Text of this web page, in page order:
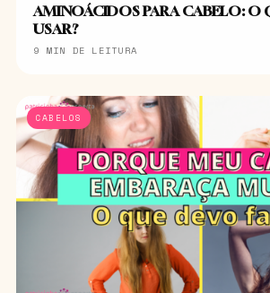
AMINOÁCIDOS PARA CABELO: O
USAR?
9 MIN DE LEITURA
CABELOS